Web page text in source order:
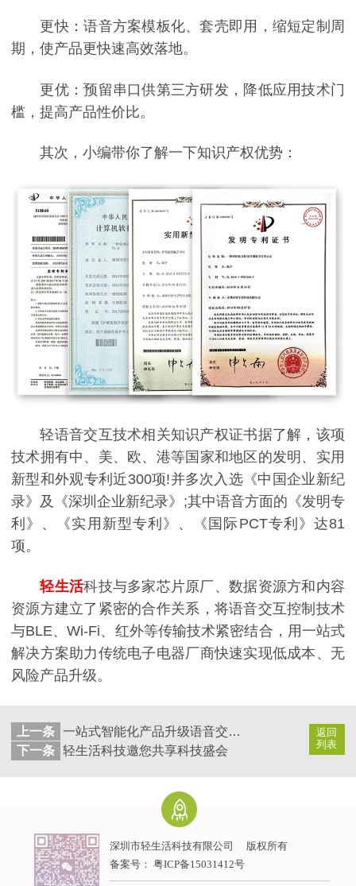
更快：语音方案模板化、套壳即用，缩短定制周
期，使产品更快速高效落地。
更优：预留串口供第三方研发，降低应用技术门
槛，提高产品性价比。
其次，小编带你了解一下知识产权优势：
轻语音交互技术相关知识产权证书据了解，该项
技术拥有中、美、欧、港等国家和地区的发明、实用
新型和外观专利近300项!并多次入选《中国企业新纪
录》及《深圳企业新纪录》;其中语音方面的《发明专
利》、《实用新型专利》、《国际PCT专利》达81
项。
轻生活科技与多家芯片原厂、数据资源方和内容
资源方建立了紧密的合作关系，将语音交互控制技术
与BLE、Wi-Fi、红外等传输技术紧密结合，用一站式
解决方案助力传统电子电器厂商快速实现低成本、无
风险产品升级。
返回
列表
上一条
一站式智能化产品升级语音交互解决方案
下一条 轻生活科技邀您共享科技盛会
深圳市轻生活科技有限公司
版权所有
备案号：粤ICP备15031412号